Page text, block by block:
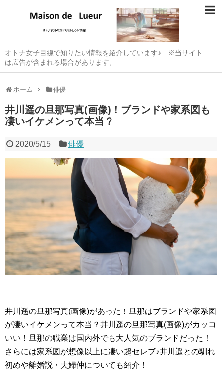
オトナ女子目線で知りたい情報を紹介しています♪ ※当サイト
は広告が含まれる場合があります。
ホーム 俳優
井川遥の旦那写真(画像)！ブランドや家系図も
凄いイケメンって本当？
2020/5/15 俳優
井川遥の旦那写真(画像)があった！旦那はブランドや家系図
が凄いイケメンって本当？井川遥の旦那写真(画像)がカッコ
いい！旦那の職業は国内外でも大人気のブランドだった！
さらには家系図が想像以上に凄い超セレブ♪井川遥との馴れ
初めや離婚説・夫婦仲についても紹介！